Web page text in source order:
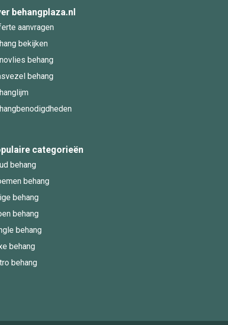
behangplaza.nl
aanvragen
bekijken
behang
behang
categorieën
behang
behang
behang
behang
behang
behang
behang